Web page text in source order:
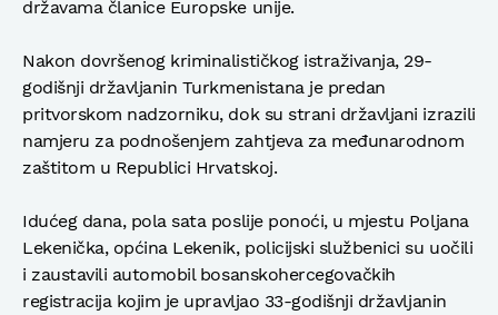
državama članice Europske unije.
Nakon dovršenog kriminalističkog istraživanja, 29-
godišnji državljanin Turkmenistana je predan
pritvorskom nadzorniku, dok su strani državljani izrazili
namjeru za podnošenjem zahtjeva za međunarodnom
zaštitom u Republici Hrvatskoj.
Idućeg dana, pola sata poslije ponoći, u mjestu Poljana
Lekenička, općina Lekenik, policijski službenici su uočili
i zaustavili automobil bosanskohercegovačkih
registracija kojim je upravljao 33-godišnji državljanin